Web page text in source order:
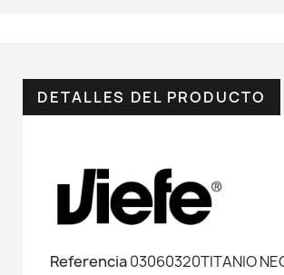
DETALLES DEL PRODUCTO
Referencia03060320TITANIO